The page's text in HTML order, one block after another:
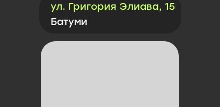
ул. Григория Элиава, 15
Батуми